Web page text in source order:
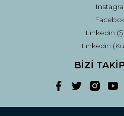
Linkedin
Linkedin
BİZİ